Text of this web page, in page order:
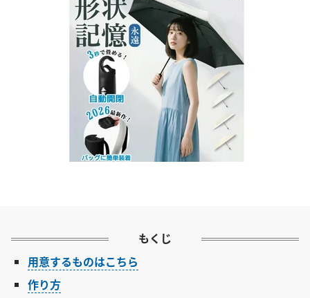
もくじ
用意するものはこちら
作り方